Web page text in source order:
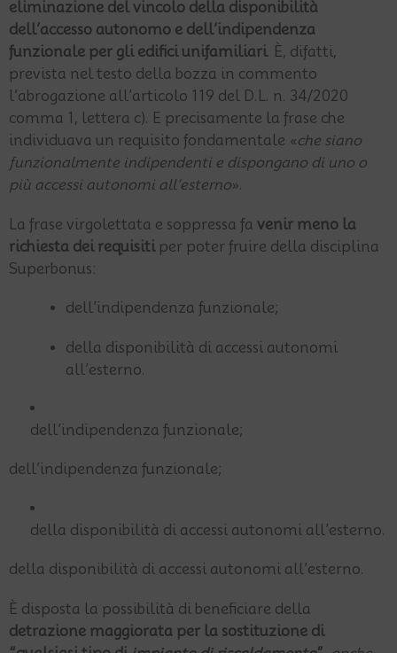
eliminazione del vincolo della disponibilità
dell’accesso autonomo e dell’indipendenza
funzionale per gli edifici unifamiliari. È, difatti,
prevista nel testo della bozza in commento
l’abrogazione all’articolo 119 del D.L. n. 34/2020
comma 1, lettera c). E precisamente la frase che
individuava un requisito fondamentale «che siano
funzionalmente indipendenti e dispongano di uno o
più accessi autonomi all’esterno».
La frase virgolettata e soppressa fa venir meno la
richiesta dei requisitiper poter fruire della disciplina
Superbonus:
dell’indipendenza funzionale;
della disponibilità di accessi autonomi
all’esterno.
dell’indipendenza funzionale;
dell’indipendenza funzionale;
della disponibilità di accessi autonomi all’esterno.
della disponibilità di accessi autonomi all’esterno.
È disposta la possibilità di beneficiare della
detrazione maggiorata per la sostituzione di